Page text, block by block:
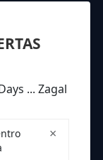
... Zagal
×